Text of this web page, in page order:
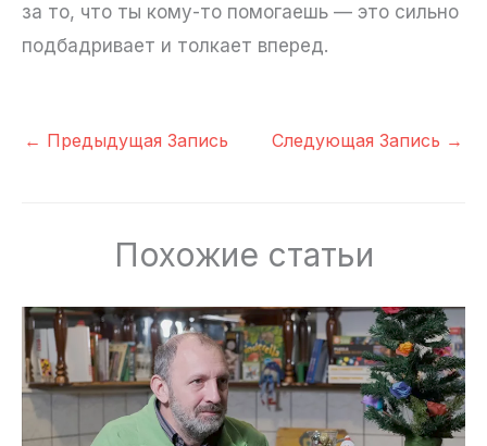
за то, что ты кому-то помогаешь — это сильно
подбадривает и толкает вперед.
← Предыдущая Запись Следующая Запись →
Похожие статьи